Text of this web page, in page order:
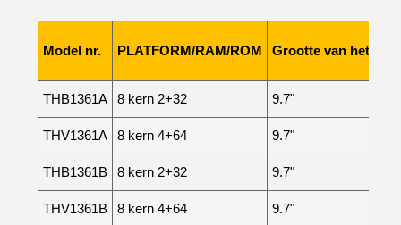
Model nr. PLATFORM/RAM/ROM Grootte van het
THB1361A 8 kern 2+32 9.7"
THV1361A 8 kern 4+64 9.7"
THB1361B 8 kern 2+32 9.7"
THV1361B 8 kern 4+64 9.7"